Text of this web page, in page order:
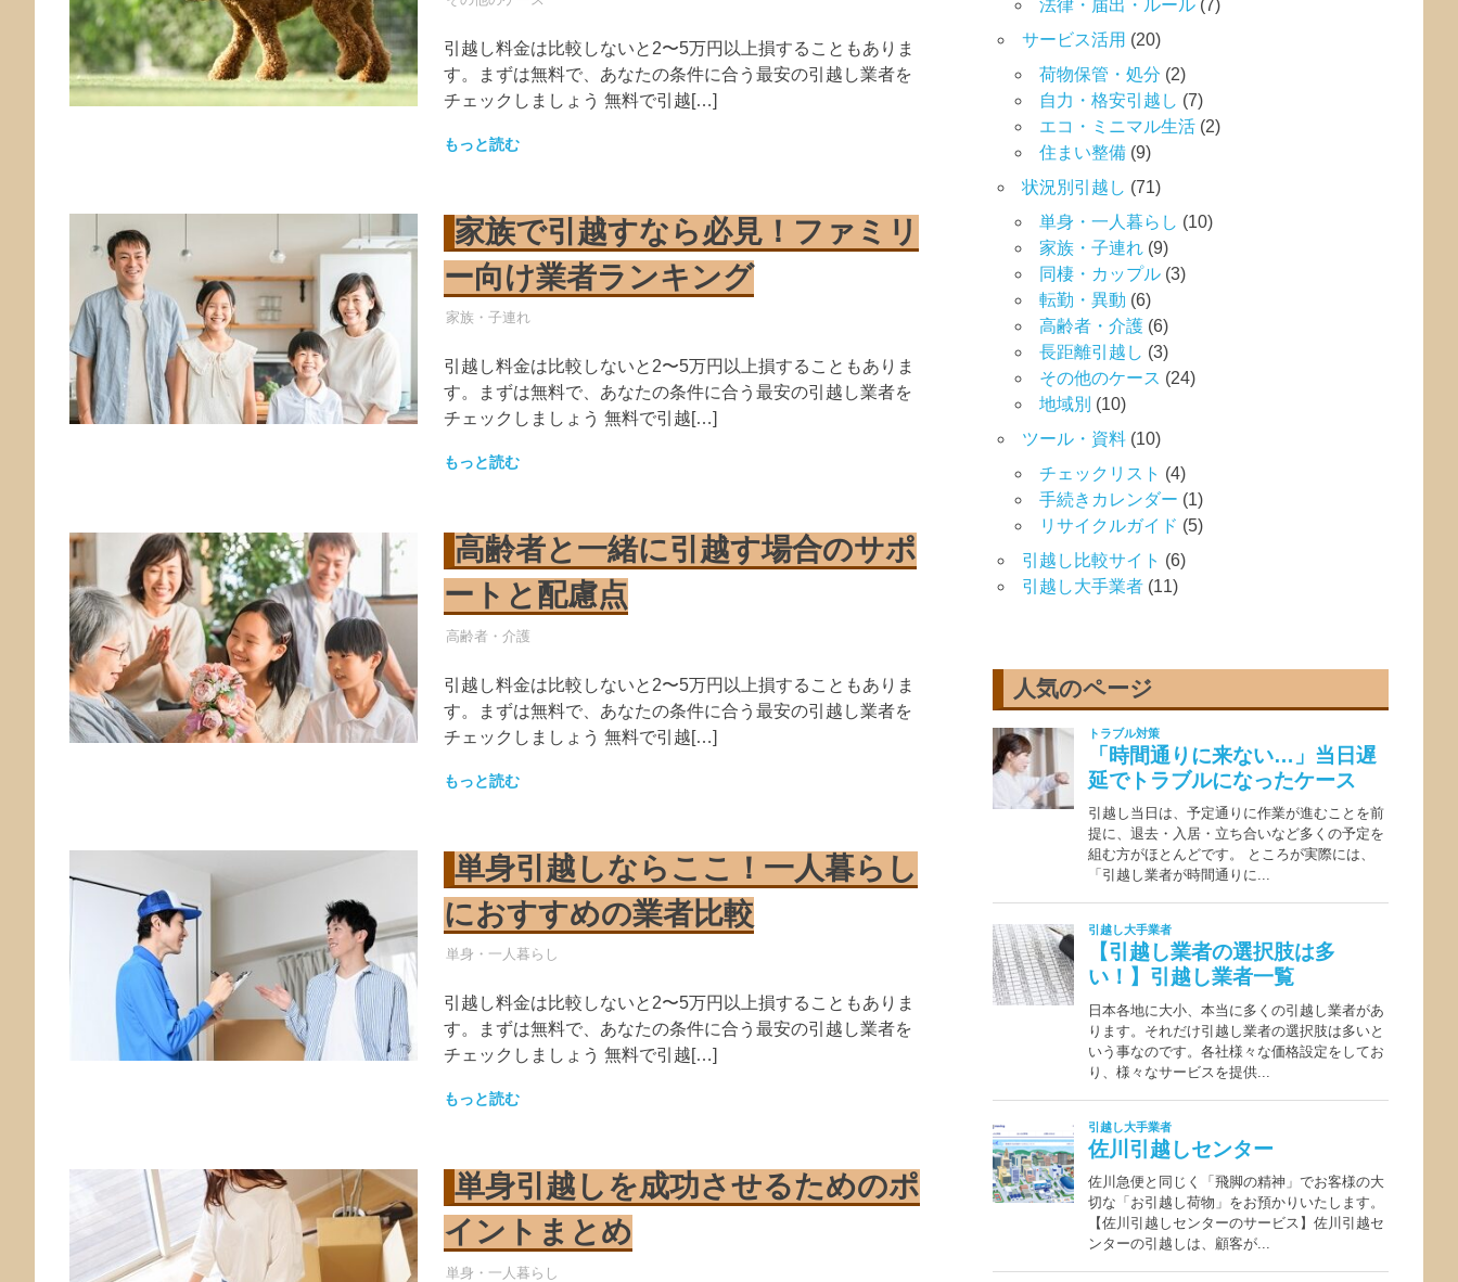
引越し料金は比較しないと2〜5万円以上損することもありま
す。まずは無料で、あなたの条件に合う最安の引越し業者を
チェックしましょう 無料で引越[…]
もっと読む
家族で引越すなら必見！ファミリ
ー向け業者ランキング
引越し業者
家族・子連れ
引越し料金は比較しないと2〜5万円以上損することもありま
す。まずは無料で、あなたの条件に合う最安の引越し業者を
チェックしましょう 無料で引越[…]
もっと読む
高齢者と一緒に引越す場合のサポ
ートと配慮点
引越し業者
高齢者・介護
引越し料金は比較しないと2〜5万円以上損することもありま
す。まずは無料で、あなたの条件に合う最安の引越し業者を
チェックしましょう 無料で引越[…]
もっと読む
単身引越しならここ！一人暮らし
におすすめの業者比較
引越し業者
単身・一人暮らし
引越し料金は比較しないと2〜5万円以上損することもありま
す。まずは無料で、あなたの条件に合う最安の引越し業者を
チェックしましょう 無料で引越[…]
もっと読む
単身引越しを成功させるためのポ
イントまとめ
引越し業者
単身・一人暮らし
法律・届出・ルール (7)
サービス活用 (20)
荷物保管・処分 (2)
自力・格安引越し (7)
エコ・ミニマル生活 (2)
住まい整備 (9)
状況別引越し (71)
単身・一人暮らし (10)
家族・子連れ (9)
同棲・カップル (3)
転勤・異動 (6)
高齢者・介護 (6)
長距離引越し (3)
その他のケース (24)
地域別 (10)
ツール・資料 (10)
チェックリスト (4)
手続きカレンダー (1)
リサイクルガイド (5)
引越し比較サイト (6)
引越し大手業者 (11)
人気のページ